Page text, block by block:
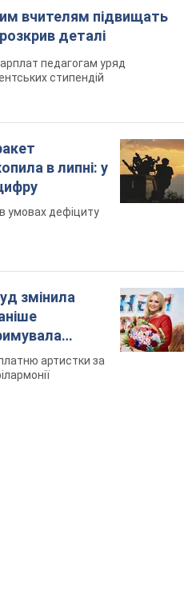
вчителям підвищать
деталі
педагогам уряд
стипендій
в липні: у
умовах дефіциту
змінила
артистки за